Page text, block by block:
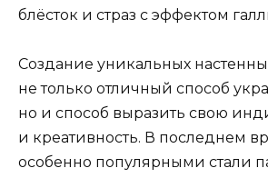
блёсток и страз с эффектом
Создание уникальных
не только отличный способ
но и способ выразить свою
и креативность. В последнем
особенно популярными стали